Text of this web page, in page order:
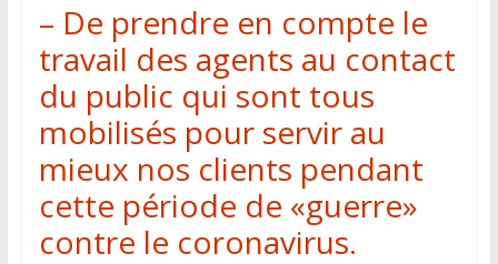
– De prendre en compte le
travail des agents au contact
du public qui sont tous
mobilisés pour servir au
mieux nos clients pendant
cette période de «guerre»
contre le coronavirus.